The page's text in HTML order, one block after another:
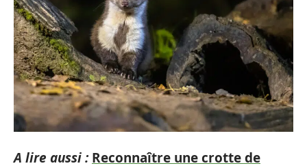
A lire aussi : Reconnaître une crotte de